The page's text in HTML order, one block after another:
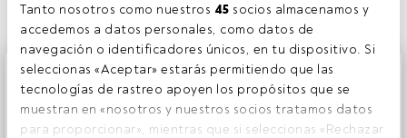
Tanto nosotros como nuestros 45 socios almacenamos y
accedemos a datos personales, como datos de
navegación o identificadores únicos, en tu dispositivo. Si
seleccionas «Aceptar» estarás permitiendo que las
tecnologías de rastreo apoyen los propósitos que se
muestran en «nosotros y nuestros socios tratamos datos
para proporcionar», mientras que si seleccionas «Rechazar
Este es un artículo exclusivo para los usuarios registrados
de FundsPeople. Si ya estás registrado, accede desde el
botón Login. Si aún no tienes cuenta, te invitamos a
registrarte y disfrutar de todo el universo que ofrece